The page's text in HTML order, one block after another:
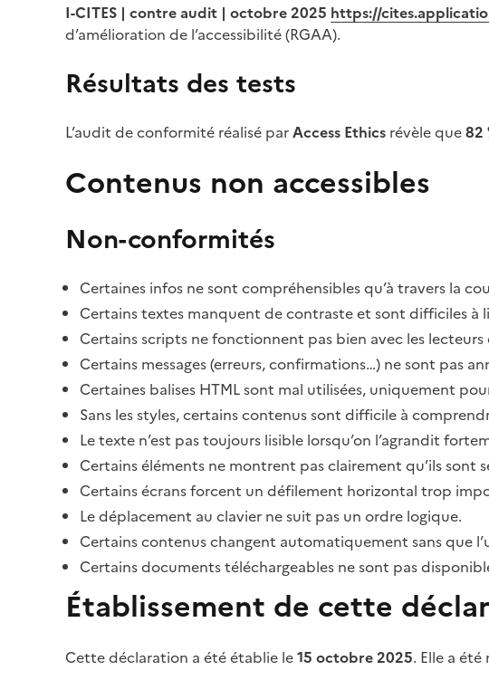
I-CITES | contre audit | octobre 2025 https://
d’amélioration de l’accessibilité (RGAA).
Résultats des tests
L’audit de conformité réalisé parAccess Ethics révèle que82
Contenus non accessibles
Non-conformités
Certaines infos ne sont compréhensibles qu’à travers la
Certains textes manquent de contraste et sont difficiles à
Certains scripts ne fonctionnent pas bien avec les lecteurs
Certains messages (erreurs, confirmations…) ne sont pas
Certaines balises HTML sont mal utilisées, uniquement
Sans les styles, certains contenus sont difficile à
Le texte n’est pas toujours lisible lorsqu’on l’agrandit
Certains éléments ne montrent pas clairement qu’ils sont
Certains écrans forcent un défilement horizontal trop
Le déplacement au clavier ne suit pas un ordre logique.
Certains contenus changent automatiquement sans que
Certains documents téléchargeables ne sont pas
Établissement de cette
Cette déclaration a été établie le15 octobre 2025. Elle a été